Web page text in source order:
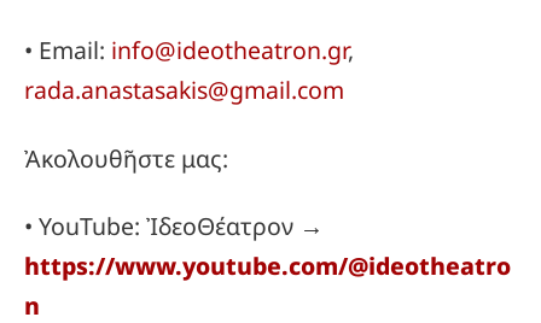
• Email: info@ideotheatron.gr,
rada.anastasakis@gmail.com
Ἀκολουθῆστε μας:
• YouTube: ἸδεοΘέατρον →
https://www.youtube.com/@ideotheatro
n